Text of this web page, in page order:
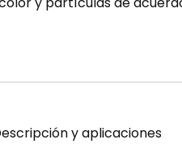
y aplicaciones